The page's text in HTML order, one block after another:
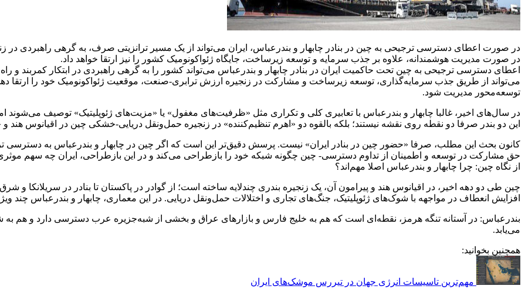
در صورت اعطای دسترسی ترجیحی به چین در بنادر چابهار و بندرعباس، ایران می‌تواند از یک مسیر ترانزیتی صرف، به گرهی راهبردی در
در صورت مدیریت هوشمندانه، علاوه بر جذب سرمایه و توسعه زیرساخت، جایگاه ژئواکونومیک کشور را نیز ارتقا خواهد داد.
اعطای دسترسی ترجیحی به چین تحت حاکمیت ایران در بنادر چابهار و بندرعباس می‌تواند کشور را به گرهی راهبردی در ابتکار کمربند و
می‌تواند از طریق جذب سرمایه‌گذاری، توسعه زیرساخت و مشارکت در زنجیره ارزش ترابری-صنعت، موقعیت ژئواکونومیک خود را
توسعه‌محور مدیریت شود.
در سال‌های اخیر، غالبا چابهار و بندرعباس با تعابیری کلی و تکراری مثل «ظرفیت‌های مغفول» یا «مزیت‌های ژئوپلیتیک» توصیف می‌شوند
این دو بندر صرفا دو نقطه روی نقشه نیستند؛ بلکه بالقوه دو «اهرم تنظیم‌کننده» در زنجیره حمل‌ونقل دریایی-خشکی چین در اقیانوس هند
کانون بحث این مطلب، صرفا «حضور چین در بنادر ایران» نیست. پرسش دقیق‌تر این است که اگر چین در چابهار و بندرعباس به دسترسی
حق مشارکت در توسعه و اطمینان از تداوم دسترسی- چین چگونه شبکه خود را بازطراحی می‌کند و در این بازطراحی، ایران چه سهم موثری
از نگاه چین: چرا چابهار و بندرعباس اصلا مهم‌اند؟
چین طی دو دهه اخیر، در اقیانوس هند و پیرامون آن، یک زنجیره بندری چندلایه ساخته است؛ از گوادر در پاکستان تا بنادر در
افزایش انعطاف در مواجهه با شوک‌های ژئوپلیتیک، جنگ‌های تجاری و اختلالات حمل‌ونقل دریایی. در این معماری، چابهار و بندرعباس چند
بندرعباس: در آستانه تنگه هرمز، نقطه‌ای است که هم به خلیج فارس و بازارهای عراق و بخشی از شبه‌جزیره عرب دسترسی دارد و هم به
می‌یابد.
همچنین بخوانید:
مهم‌تر‌ین تاسیسات انرژی جهان در تیررس موشک‌های ایران